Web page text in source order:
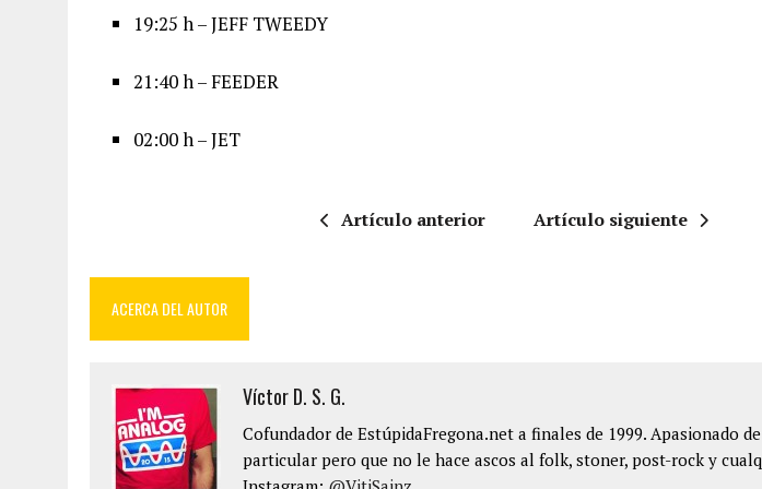
19:25 h – JEFF TWEEDY
21:40 h – FEEDER
02:00 h – JET
Artículo anterior Artículo siguiente
ACERCA DEL AUTOR
Víctor D. S. G.
Cofundador de EstúpidaFregona.net a finales de 1999. Apasionado
particular pero que no le hace ascos al folk, stoner, post-rock y